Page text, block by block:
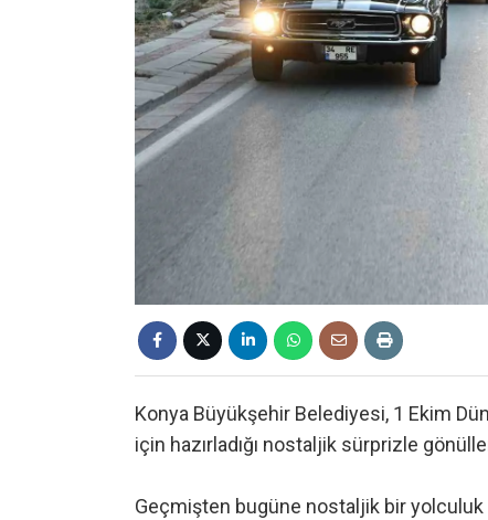
Konya Büyükşehir Belediyesi, 1 Ekim
için hazırladığı nostaljik sürprizle
Geçmişten bugüne nostaljik bir yolculuk